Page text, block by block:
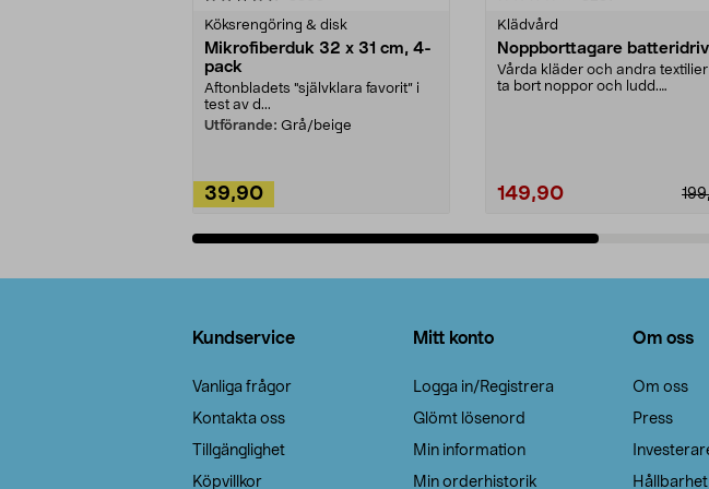
Köksrengöring & disk
Mikrofiberduk 32 x 31 cm, 4-
pack
Aftonbladets "självklara favorit” i
test av d...
Utförande: Grå/beige
39,90
Klädvård
Noppborttagare
Vårda kläder och andra
ta bort noppor och ludd.
149,90
Kundservice
Vanliga frågor
Kontakta oss
Tillgänglighet
Köpvillkor
Mitt konto
Logga in/Registrera
Glömt lösenord
Min information
Min orderhistorik
Om oss
Om oss
Press
Hållbarhet